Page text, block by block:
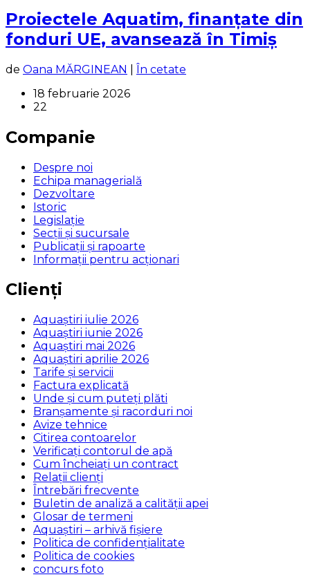
Proiectele Aquatim, finanțate din
fonduri UE, avansează în Timiș
de Oana MĂRGINEAN
În cetate
18 februarie 2026
22
Companie
Despre noi
Echipa managerială
Dezvoltare
Istoric
Legislaţie
Secţii şi sucursale
Publicații și rapoarte
Informații pentru acționari
Clienți
Aquaștiri iulie 2026
Aquaștiri iunie 2026
Aquaștiri mai 2026
Aquaștiri aprilie 2026
Tarife și servicii
Factura explicată
Unde și cum puteţi plăti
Branșamente și racorduri noi
Avize tehnice
Citirea contoarelor
Verificaţi contorul de apă
Cum încheiaţi un contract
Relaţii clienţi
Întrebări frecvente
Buletin de analiză a calităţii apei
Glosar de termeni
Aquaștiri – arhivă fișiere
Politica de confidențialitate
Politica de cookies
concurs foto